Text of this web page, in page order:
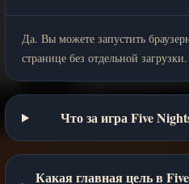
Да. Вы можете запустить
странице без отдельной загрузки.
Что за игра Five
Какая главная цель в